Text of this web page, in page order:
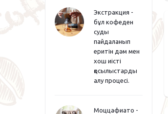
Экстракция -
бұл кофеден
суды
пайдаланып
еритін дәм мен
хош иісті
қосылыстарды
алу процесі.
Моццафиато -